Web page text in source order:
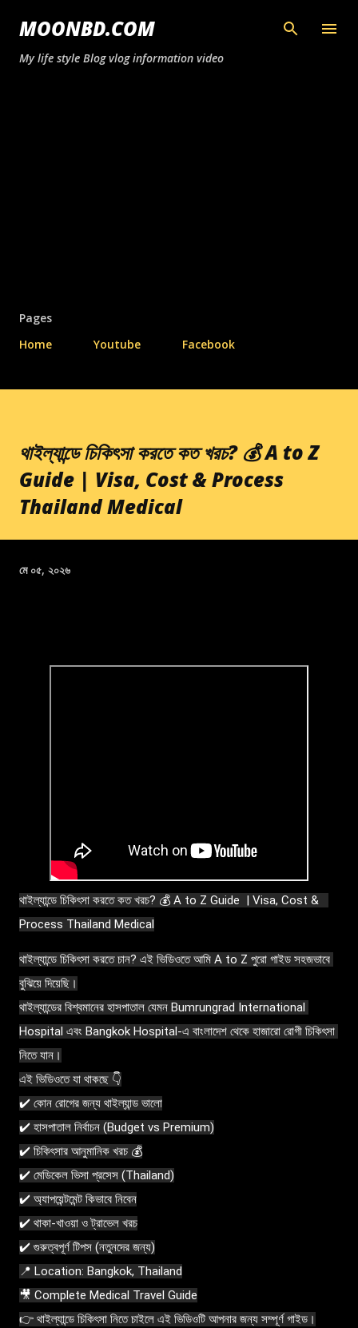
সরাসরি প্রধান সামগ্রীতে চলে যান
MOONBD.COM
My life style Blog vlog information video
Pages
Home
Youtube Facebook
থাইল্যান্ডে চিকিৎসা করতে কত খরচ? 💰 A to Z
Guide | Visa, Cost & Process
Thailand Medical
মে ০৫, ২০২৬
থাইল্যান্ডে চিকিৎসা করতে কত খরচ? 💰 A to Z Guide  | Visa, Cost &
Process Thailand Medical
থাইল্যান্ডে চিকিৎসা করতে চান? এই ভিডিওতে আমি A to Z পুরো গাইড সহজভাবে
বুঝিয়ে দিয়েছি।
থাইল্যান্ডের বিশ্বমানের হাসপাতাল যেমন Bumrungrad International
Hospital এবং Bangkok Hospital-এ বাংলাদেশ থেকে হাজারো রোগী চিকিৎসা
নিতে যান।
এই ভিডিওতে যা থাকছে 👇
✔️ কোন রোগের জন্য থাইল্যান্ড ভালো
✔️ হাসপাতাল নির্বাচন (Budget vs Premium)
✔️ চিকিৎসার আনুমানিক খরচ 💰
✔️ মেডিকেল ভিসা প্রসেস (Thailand)
✔️ অ্যাপয়েন্টমেন্ট কিভাবে নিবেন
✔️ থাকা-খাওয়া ও ট্রাভেল খরচ
✔️ গুরুত্বপূর্ণ টিপস (নতুনদের জন্য)
📍 Location: Bangkok, Thailand
🎥 Complete Medical Travel Guide
👉 থাইল্যান্ডে চিকিৎসা নিতে চাইলে এই ভিডিওটি আপনার জন্য সম্পূর্ণ গাইড।